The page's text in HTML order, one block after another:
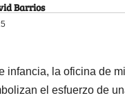
Barrios
infancia, la oficina de
el esfuerzo de